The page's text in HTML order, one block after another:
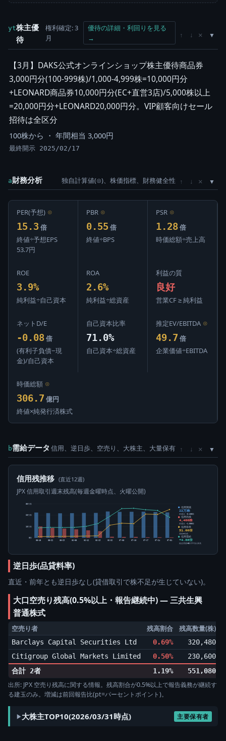
yt株主優
待
権利確定: 3
月
優待の詳細・利回りを見る
→
↑ ↓ ×
【3月】DAKS公式オンラインショップ株主優待商品券
3,000円分(100-999株)/1,000-4,999株=10,000円分
+LEONARD商品券10,000円分(EC+直営3店)/5,000株以上
=20,000円分+LEONARD20,000円分。VIP顧客向けセール
招待は全区分
100株から ・ 年間相当 3,000円
最終開示 2025/02/17
a財務分析 独自計算値(⊙)、株価指標、財務健全性 ↑ ↓ ×
PER(予想) ⊙
15.3 倍
終値÷予想EPS
53.7円
PBR ⊙
0.55 倍
終値÷BPS
PSR ⊙
1.28 倍
時価総額÷売上高
ROE
3.9%
純利益÷自己資本
ROA
2.6%
純利益÷総資産
利益の質
良好
営業CF ≥ 純利益
ネットD/E
-0.08 倍
(有利子負債−現
金)/自己資本
自己資本比率
71.0%
自己資本÷総資産
推定EV/EBITDA ⊙
49.7 倍
企業価値÷EBITDA
時価総額 ⊙
306.7 億円
終値×純発行済株式
b需給データ 信用、逆日歩、空売り、大株主、大量保有 ↑ ↓ ×
信用残推移 (直近12週)
JPX 信用取引週末残高(毎週金曜時点、火曜公開)
0株
10万株
20万株
30万株
05-15 05-22 05-29 06-05 06-12 06-19 06-26 07-03 07-10 07-17 07-24 07-31
信用買残
22万株
前週比 -3,600株
信用売残
4,400株
前週比 -1,000株
信用倍率
51.00倍
買残÷売残
信用需給
+4.86倍
純信用残÷5日平均出来高
逆日歩(品貸料率)
直近・前年とも逆日歩なし(貸借取引で株不足が生じていない)。
大口空売り残高(0.5%以上・報告継続中) ― 三共生興
普通株式
空売り者 残高割合 残高数量(株)
Barclays Capital Securities Ltd 0.69% 320,480
Citigroup Global Markets Limited
0.50% 230,600
合計 2者
1.19% 551,080
出所: JPX 空売り残高に関する情報。残高割合が0.5%以上で報告義務が継続す
る建玉のみ。増減は前回報告比(pt=パーセントポイント)。
大株主TOP10(2026/03/31時点) 主要保有者